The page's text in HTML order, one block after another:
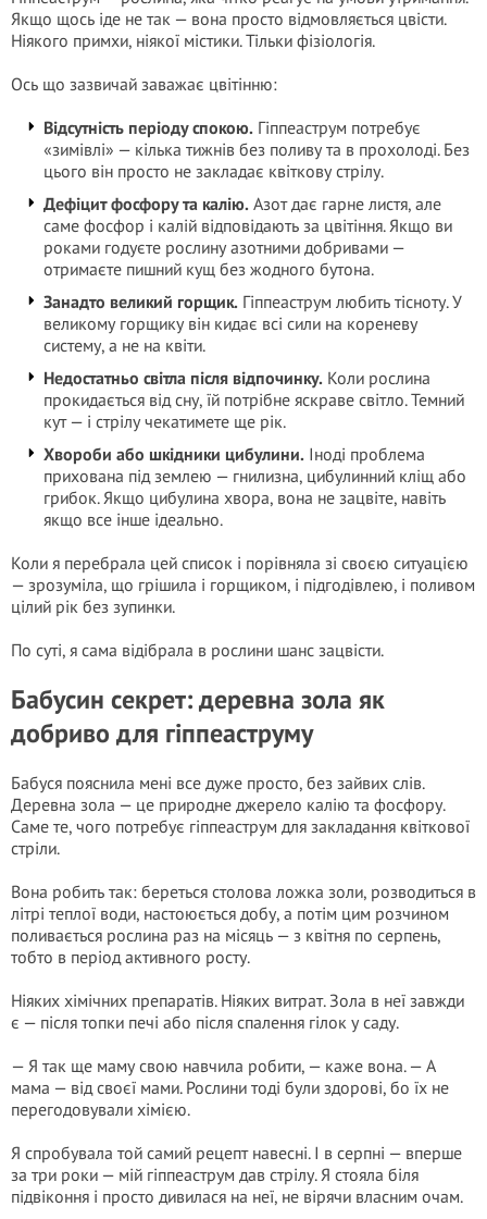
Якщо щось іде не так — вона просто відмовляється цвісти.
Ніякого примхи, ніякої містики. Тільки фізіологія.
Ось що зазвичай заважає цвітінню:
Відсутність періоду спокою. Гіппеаструм потребує
«зимівлі» — кілька тижнів без поливу та в прохолоді. Без
цього він просто не закладає квіткову стрілу.
Дефіцит фосфору та калію. Азот дає гарне листя, але
саме фосфор і калій відповідають за цвітіння. Якщо ви
роками годуєте рослину азотними добривами —
отримаєте пишний кущ без жодного бутона.
Занадто великий горщик. Гіппеаструм любить тісноту. У
великому горщику він кидає всі сили на кореневу
систему, а не на квіти.
Недостатньо світла після відпочинку. Коли рослина
прокидається від сну, їй потрібне яскраве світло. Темний
кут — і стрілу чекатимете ще рік.
Хвороби або шкідники цибулини. Іноді проблема
прихована під землею — гнилизна, цибулинний кліщ або
грибок. Якщо цибулина хвора, вона не зацвіте, навіть
якщо все інше ідеально.
Коли я перебрала цей список і порівняла зі своєю ситуацією
— зрозуміла, що грішила і горщиком, і підгодівлею, і поливом
цілий рік без зупинки.
По суті, я сама відібрала в рослини шанс зацвісти.
Бабусин секрет: деревна зола як
добриво для гіппеаструму
Бабуся пояснила мені все дуже просто, без зайвих слів.
Деревна зола — це природне джерело калію та фосфору.
Саме те, чого потребує гіппеаструм для закладання квіткової
стріли.
Вона робить так: береться столова ложка золи, розводиться в
літрі теплої води, настоюється добу, а потім цим розчином
поливається рослина раз на місяць — з квітня по серпень,
тобто в період активного росту.
Ніяких хімічних препаратів. Ніяких витрат. Зола в неї завжди
є — після топки печі або після спалення гілок у саду.
— Я так ще маму свою навчила робити, — каже вона. — А
мама — від своєї мами. Рослини тоді були здорові, бо їх не
перегодовували хімією.
Я спробувала той самий рецепт навесні. І в серпні — вперше
за три роки — мій гіппеаструм дав стрілу. Я стояла біля
підвіконня і просто дивилася на неї, не вірячи власним очам.